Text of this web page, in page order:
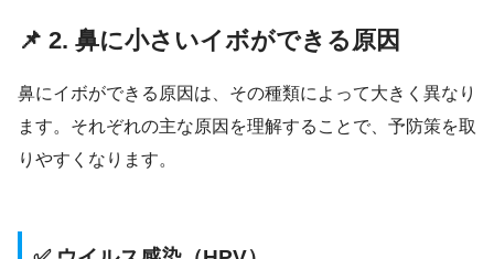
📌 2. 鼻に小さいイボができる原因
鼻にイボができる原因は、その種類によって大きく異なり
ます。それぞれの主な原因を理解することで、予防策を取
りやすくなります。